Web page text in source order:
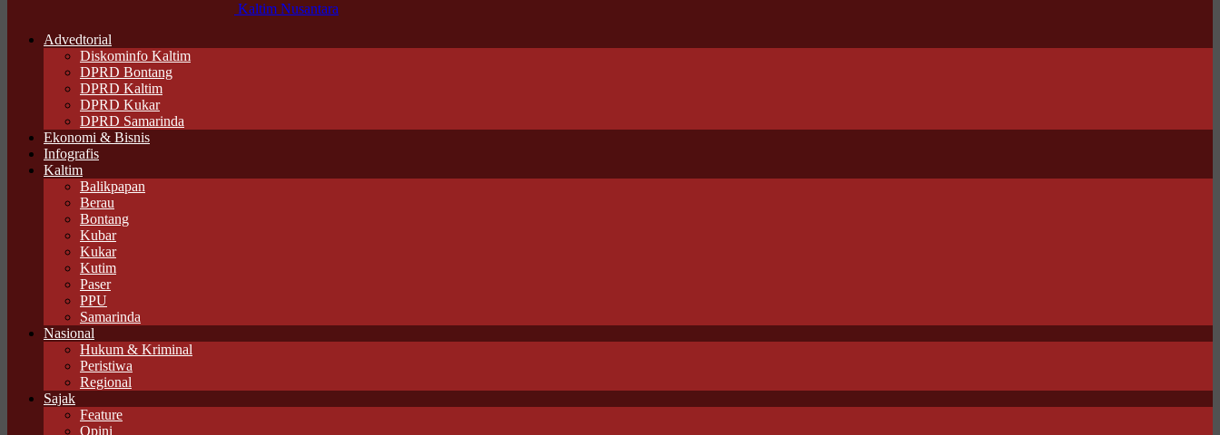
Kaltim Nusantara
Advedtorial
Diskominfo Kaltim
DPRD Bontang
DPRD Kaltim
DPRD Kukar
DPRD Samarinda
Ekonomi & Bisnis
Infografis
Kaltim
Balikpapan
Berau
Bontang
Kubar
Kukar
Kutim
Paser
PPU
Samarinda
Nasional
Hukum & Kriminal
Peristiwa
Regional
Sajak
Feature
Opini